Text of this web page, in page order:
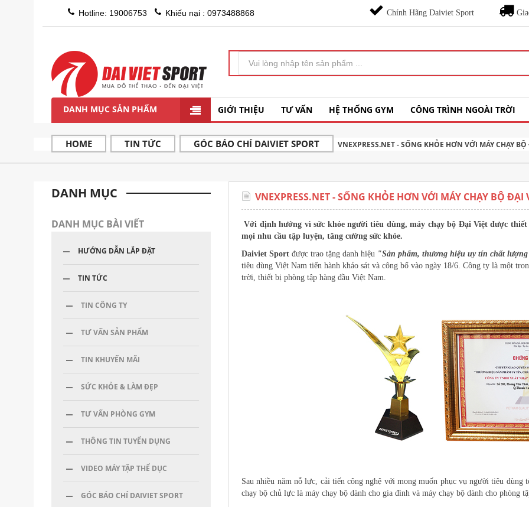
Hotline: 19006753 Khiếu nại : 0973488868 Chính Hãng Daiviet Sport
DANH MỤC SẢN PHẨM GIỚI THIỆU TƯ VẤN HỆ THỐNG GYM CÔNG TRÌNH NGOÀI TRỜI
HOME TIN TỨC GÓC BÁO CHÍ DAIVIET SPORT VNEXPRESS.NET - SỐNG KHỎE HƠN VỚI MÁY CHẠY
DANH MỤC
DANH MỤC BÀI VIẾT
HƯỚNG DẪN LẮP ĐẶT
TIN TỨC
TIN CÔNG TY
TƯ VẤN SẢN PHẨM
TIN KHUYẾN MÃI
SỨC KHỎE & LÀM ĐẸP
TƯ VẤN PHÒNG GYM
THÔNG TIN TUYỂN DỤNG
VIDEO MÁY TẬP THỂ DỤC
GÓC BÁO CHÍ DAIVIET SPORT
VNEXPRESS.NET - SỐNG KHỎE HƠN VỚI MÁY CHẠY BỘ ĐẠI
Với định hướng vì sức khỏe người tiêu dùng, máy chạy bộ Đại Việt được
mọi nhu cầu tập luyện, tăng cường sức khỏe.
Daiviet Sport được trao tặng danh hiệu "Sản phẩm, thương hiệu uy tín chất
tiêu dùng Việt Nam tiến hành khảo sát và công bố vào ngày 18/6. Công ty là một
trời, thiết bị phòng tập hàng đầu Việt Nam.
Sau nhiều năm nỗ lực, cải tiến công nghệ với mong muốn phục vụ người tiêu
chạy bộ chủ lực là máy chạy bộ dành cho gia đình và máy chạy bộ dành cho phòng